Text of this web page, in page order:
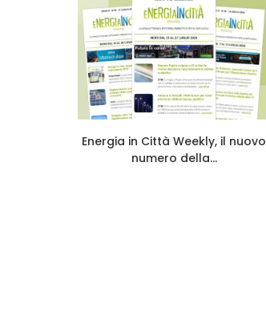
Energia in Città Weekly, il nuovo
numero della...